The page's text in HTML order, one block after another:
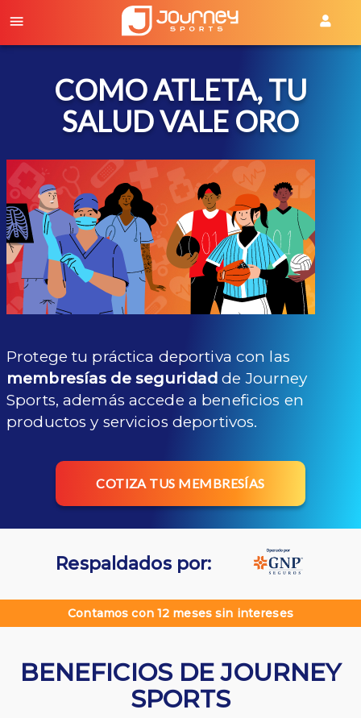
COMO ATLETA, TU
SALUD VALE ORO
Protege tu práctica deportiva con las
membresías de seguridad de Journey
Sports, además accede a beneficios en
productos y servicios deportivos.
COTIZA TUS MEMBRESÍAS
Respaldados por:
Contamos con 12 meses sin intereses
BENEFICIOS DE JOURNEY
SPORTS